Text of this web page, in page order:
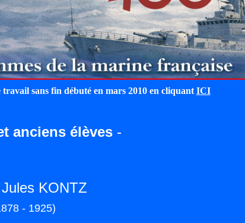
sans fin débuté en mars 2010 en cliquant ICI
anciens élèves -
KONTZ
- 1925)